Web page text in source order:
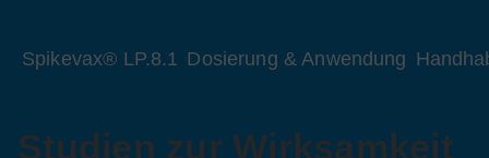
Spikevax® LP.8.1 Dosierung & Anwendung
Studien zur Wirksamkeit